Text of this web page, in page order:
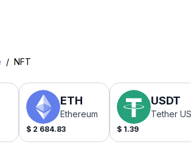
/ NFT
ETH
Ethereum
$ 2 684.83
USDT
Tether
$ 1.39